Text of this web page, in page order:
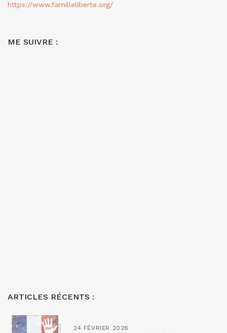
https://www.familleliberte.org/
ME SUIVRE :
ARTICLES RÉCENTS :
24 FÉVRIER 2026